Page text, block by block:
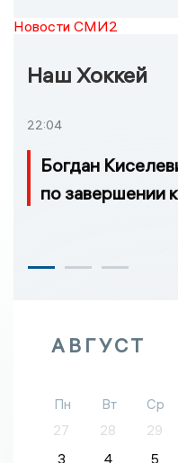
Новости СМИ2
Наш Хоккей
22:04
Богдан
по завершении
АВГУСТ
Пн Вт Ср
27
28 29
3
4 5